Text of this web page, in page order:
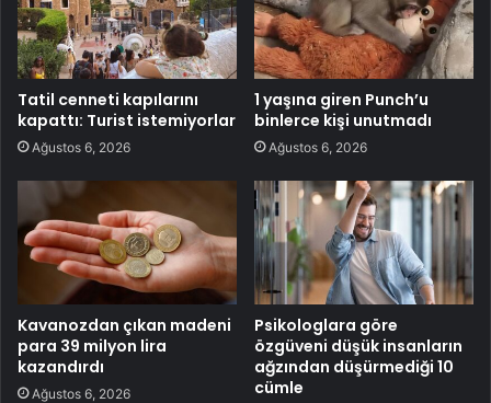
Tatil cenneti kapılarını
kapattı: Turist istemiyorlar
Ağustos 6, 2026
1 yaşına giren Punch’u
binlerce kişi unutmadı
Ağustos 6, 2026
Kavanozdan çıkan madeni
para 39 milyon lira
kazandırdı
Ağustos 6, 2026
Psikologlara göre
özgüveni düşük insanların
ağzından düşürmediği 10
cümle